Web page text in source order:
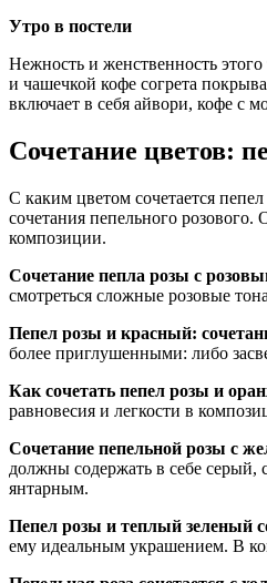
Утро в постели
Нежность и женственность
и чашечкой кофе согрета
включает в себя айвори, кофе с
Сочетание цветов:
С каким цветом сочетается
сочетания пепельного
композиции.
Сочетание пепла розы с
смотреться сложные розовые
Пепел розы и красный:
более приглушенными: либо
Как сочетать пепел розы и
равновесия и легкости в
Сочетание пепельной розы с
должны содержать в себе
янтарным.
Пепел розы и теплый зеленый
ему идеальным украшением. В